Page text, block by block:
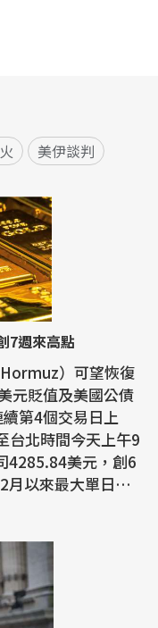
美伊談判
7週來高點
）可望恢復
元貶值及美國公債
第4個交易日上
4285.84美元，創6
月以來最大單日漲